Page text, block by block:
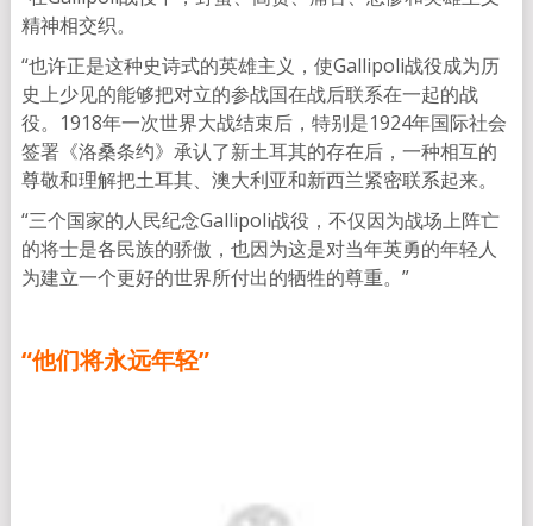
精神相交织。
“也许正是这种史诗式的英雄主义，使Gallipoli战役成为历
史上少见的能够把对立的参战国在战后联系在一起的战
役。1918年一次世界大战结束后，特别是1924年国际社会
签署《洛桑条约》承认了新土耳其的存在后，一种相互的
尊敬和理解把土耳其、澳大利亚和新西兰紧密联系起来。
“三个国家的人民纪念Gallipoli战役，不仅因为战场上阵亡
的将士是各民族的骄傲，也因为这是对当年英勇的年轻人
为建立一个更好的世界所付出的牺牲的尊重。”
“他们将永远年轻”